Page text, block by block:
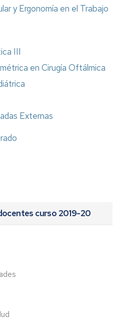
y Ergonomía en el Trabajo
III
en Cirugía Oftálmica
Externas
curso 2019-20